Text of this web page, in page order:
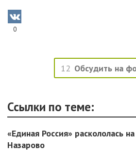
0
12 Обсудить на
Ссылки по теме:
«Единая Россия» раскололась
Назарово